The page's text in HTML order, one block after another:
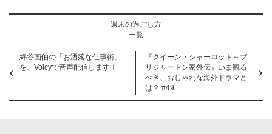
週末の過ごし方
一覧
綿谷画伯の「お洒落な仕事術」
を、Voicyで音声配信します！
『クイーン・シャーロット～ブ
リジャートン家外伝』いま観る
べき、おしゃれな海外ドラマと
は？ #49